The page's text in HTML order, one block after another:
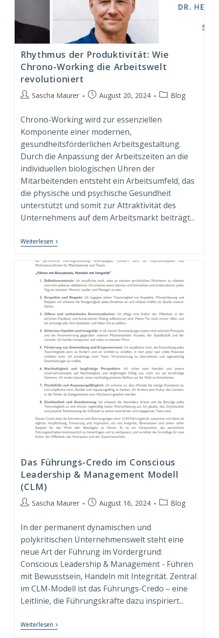
Rhythmus der Produktivität: Wie
Chrono-Working die Arbeitswelt
revolutioniert
Beitrags-
Sascha Maurer
BeitragAugust 20, 2024
Beitrags-
Blog
Chrono-Working wird zur essenziellen
Komponente einer modernen,
gesundheitsförderlichen Arbeitsgestaltung.
Durch die Anpassung der Arbeitszeiten an die
individuellen biologischen Uhren der
Mitarbeitenden entsteht ein Arbeitsumfeld, das
die physische und psychische Gesundheit
unterstützt und somit zur Attraktivität des
Unternehmens auf dem Arbeitsmarkt beiträgt...
Weiterlesen Rhythmus
Der
Wie
Chrono-
Working
Die
Arbeitswelt
Revolutioniert
Das Führungs-Credo im Conscious
Leadership & Management Modell
(CLM)
Beitrags-
Sascha Maurer
BeitragAugust 16, 2024
Beitrags-
Blog
In der permanent dynamischen und
polykritischen Unternehmenswelt steht eine
neue Art der Führung im Vordergrund:
Conscious Leadership & Management - Führen
mit Bewusstsein, Handeln mit Integrität. Zentral
im CLM-Modell ist das Führungs-Credo – eine
Leitlinie, die Führungskräfte dazu inspiriert...
Weiterlesen Das
Führungs-